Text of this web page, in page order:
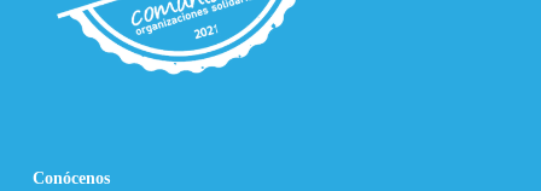
Conócenos